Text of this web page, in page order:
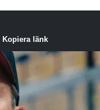
Kopiera länk